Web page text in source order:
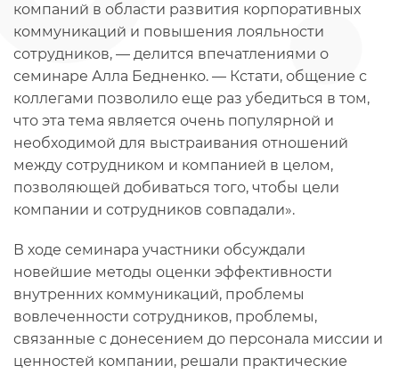
компаний в области развития корпоративных
коммуникаций и повышения лояльности
сотрудников, — делится впечатлениями о
семинаре Алла Бедненко. — Кстати, общение с
коллегами позволило еще раз убедиться в том,
что эта тема является очень популярной и
необходимой для выстраивания отношений
между сотрудником и компанией в целом,
позволяющей добиваться того, чтобы цели
компании и сотрудников совпадали».
В ходе семинара участники обсуждали
новейшие методы оценки эффективности
внутренних коммуникаций, проблемы
вовлеченности сотрудников, проблемы,
связанные с донесением до персонала миссии и
ценностей компании, решали практические